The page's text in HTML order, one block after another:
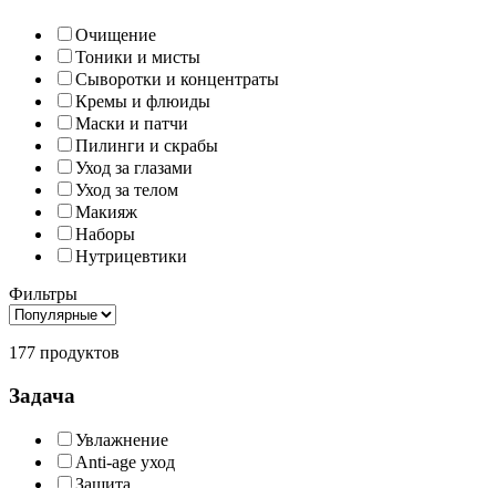
Очищение
Тоники и мисты
Сыворотки и концентраты
Кремы и флюиды
Маски и патчи
Пилинги и скрабы
Уход за глазами
Уход за телом
Макияж
Наборы
Нутрицевтики
Фильтры
177 продуктов
Задача
Увлажнение
Anti-age уход